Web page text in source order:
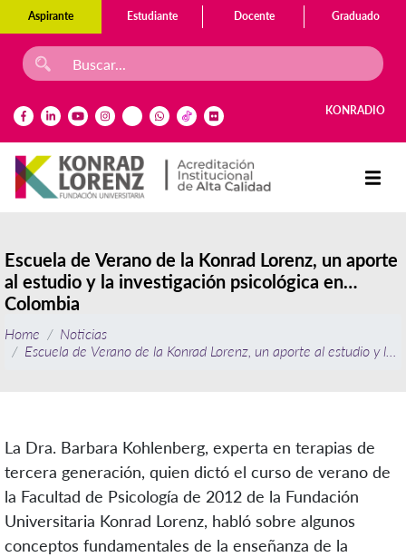
Aspirante Estudiante Docente Graduado
KONRADIO
Escuela de Verano de la Konrad Lorenz, un aporte
al estudio y la investigación psicológica en
Colombia
Home
Noticias
Escuela de Verano de la Konrad Lorenz, un aporte al estudio y la
La Dra. Barbara Kohlenberg, experta en terapias de
tercera generación, quien dictó el curso de verano de
la Facultad de Psicología de 2012 de la Fundación
Universitaria Konrad Lorenz, habló sobre algunos
conceptos fundamentales de la enseñanza de la